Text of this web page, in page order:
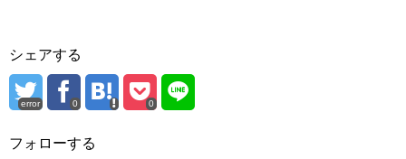
シェアする
error 0 0
フォローする